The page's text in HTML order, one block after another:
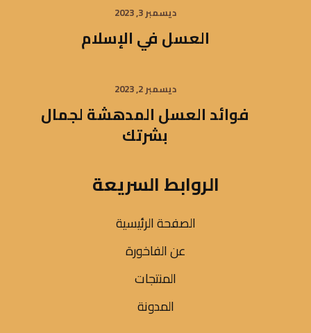
ديسمبر 3, 2023
العسل في الإسلام
ديسمبر 2, 2023
فوائد العسل المدهشة لجمال
بشرتك
الروابط السريعة
الصفحة الرئيسية
عن الفاخورة
المنتجات
المدونة